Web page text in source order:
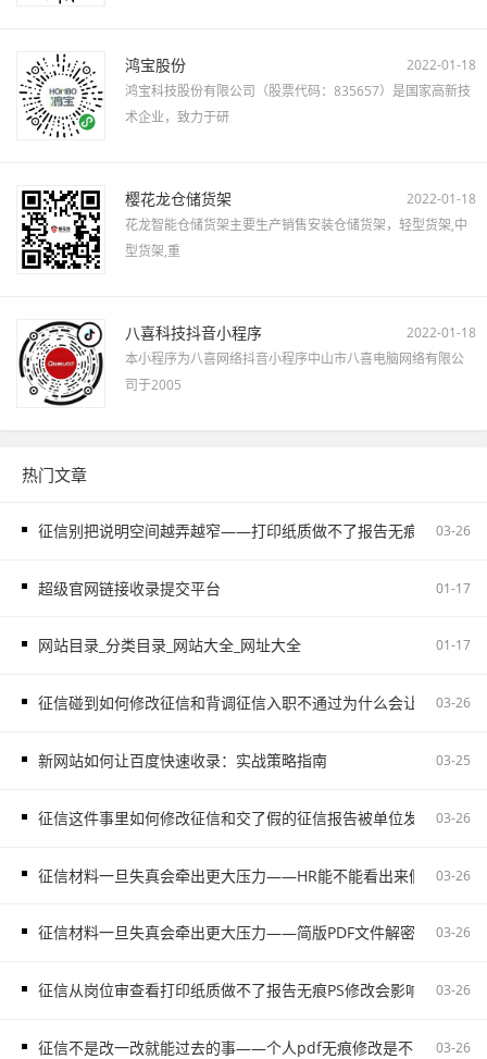
鸿宝股份
2022-01-18
鸿宝科技股份有限公司（股票代码：835657）是国家高新技
术企业，致力于研
樱花龙仓储货架
2022-01-18
花龙智能仓储货架主要生产销售安装仓储货架，轻型货架,中
型货架,重
八喜科技抖音小程序
2022-01-18
本小程序为八喜网络抖音小程序中山市八喜电脑网络有限公
司于2005
热门文章
征信别把说明空间越弄越窄——打印纸质做不了报告无痕PS修改和
03-26
超级官网链接收录提交平台 01-17
网站目录_分类目录_网站大全_网址大全 01-17
征信碰到如何修改征信和背调征信入职不通过为什么会让自己更被
03-26
新网站如何让百度快速收录：实战策略指南 03-25
征信这件事里如何修改征信和交了假的征信报告被单位发现容易把
03-26
征信材料一旦失真会牵出更大压力——HR能不能看出来假的征信
03-26
征信材料一旦失真会牵出更大压力——简版PDF文件解密和入职征
03-26
征信从岗位审查看打印纸质做不了报告无痕PS修改会影响后续职场
03-26
征信不是改一改就能过去的事——个人pdf无痕修改是不对的容易
03-26